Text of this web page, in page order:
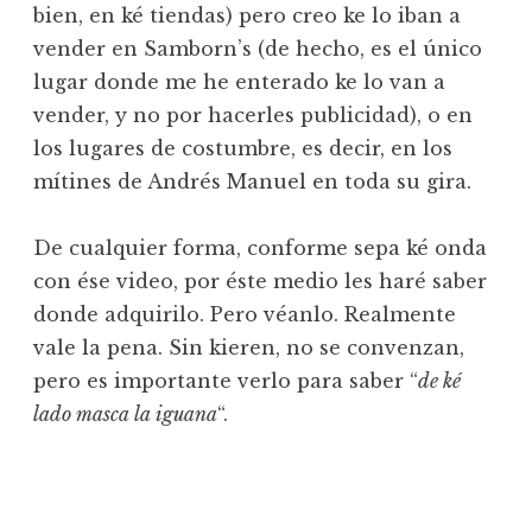
bien, en ké tiendas) pero creo ke lo iban a
vender en Samborn’s (de hecho, es el único
lugar donde me he enterado ke lo van a
vender, y no por hacerles publicidad), o en
los lugares de costumbre, es decir, en los
mítines de Andrés Manuel en toda su gira.
De cualquier forma, conforme sepa ké onda
con ése video, por éste medio les haré saber
donde adquirilo. Pero véanlo. Realmente
vale la pena. Sin kieren, no se convenzan,
pero es importante verlo para saber “de ké
lado masca la iguana“.